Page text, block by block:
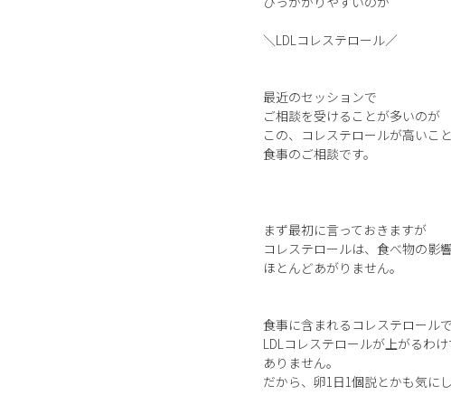
＼LDLコレステロール／
最近のセッションで
ご相談を受けることが多いのが
この、コレステロールが高いこ
食事のご相談です。
まず最初に言っておきますが
コレステロールは、食べ物の影
ほとんどあがりません。
食事に含まれるコレステロールで
LDLコレステロールが上がるわ
ありません。
だから、卵1日1個説とかも気に